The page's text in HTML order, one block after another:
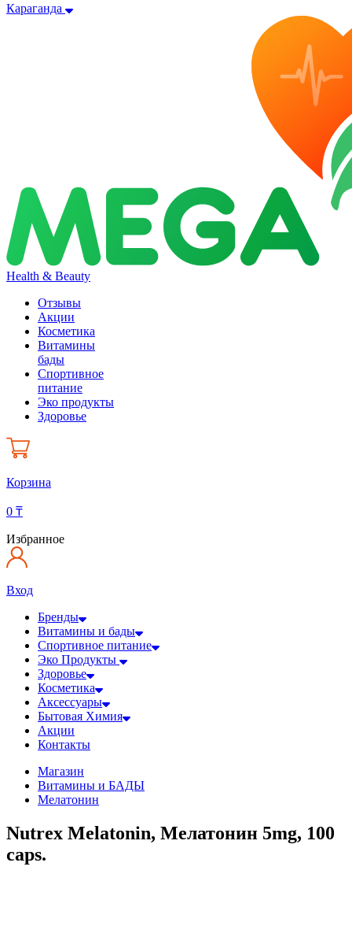
Караганда
Health & Beauty
Отзывы
Акции
Косметика
Витамины
бады
Спортивное
питание
Эко продукты
Здоровье
Корзина
0 ₸
Избранное
Вход
Бренды
Витамины и бады
Спортивное питание
Эко Продукты
Здоровье
Косметика
Аксессуары
Бытовая Химия
Акции
Контакты
Магазин
Витамины и БАДЫ
Мелатонин
Nutrex Melatonin, Мелатонин 5mg, 100
caps.